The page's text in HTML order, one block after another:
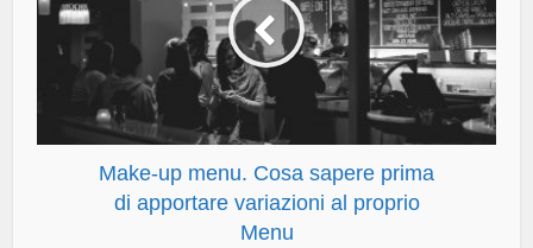
Make-up menu. Cosa sapere prima
di apportare variazioni al proprio
Menu